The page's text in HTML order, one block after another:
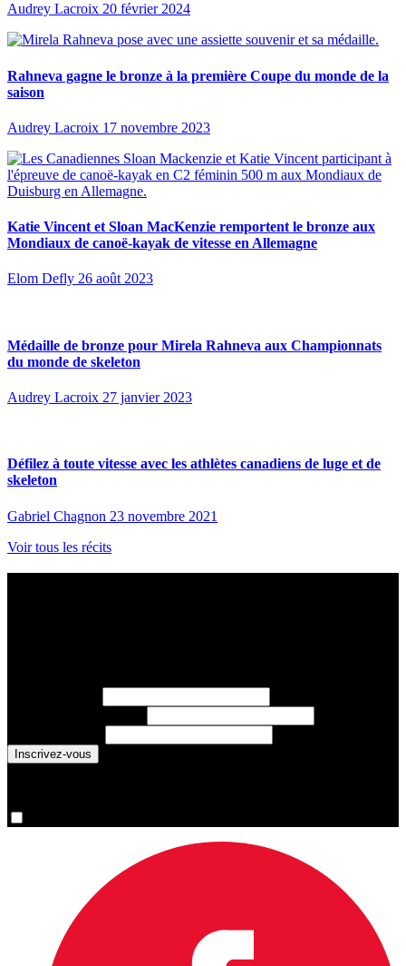
Audrey Lacroix 20 février 2024
Rahneva gagne le bronze à la première Coupe du monde de la
saison
Audrey Lacroix 17 novembre 2023
Katie Vincent et Sloan MacKenzie remportent le bronze aux
Mondiaux de canoë-kayak de vitesse en Allemagne
Elom Defly 26 août 2023
Médaille de bronze pour Mirela Rahneva aux Championnats
du monde de skeleton
Audrey Lacroix 27 janvier 2023
Défilez à toute vitesse avec les athlètes canadiens de luge et de
skeleton
Gabriel Chagnon 23 novembre 2021
Voir tous les récits